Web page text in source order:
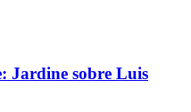
Jardine sobre Luis